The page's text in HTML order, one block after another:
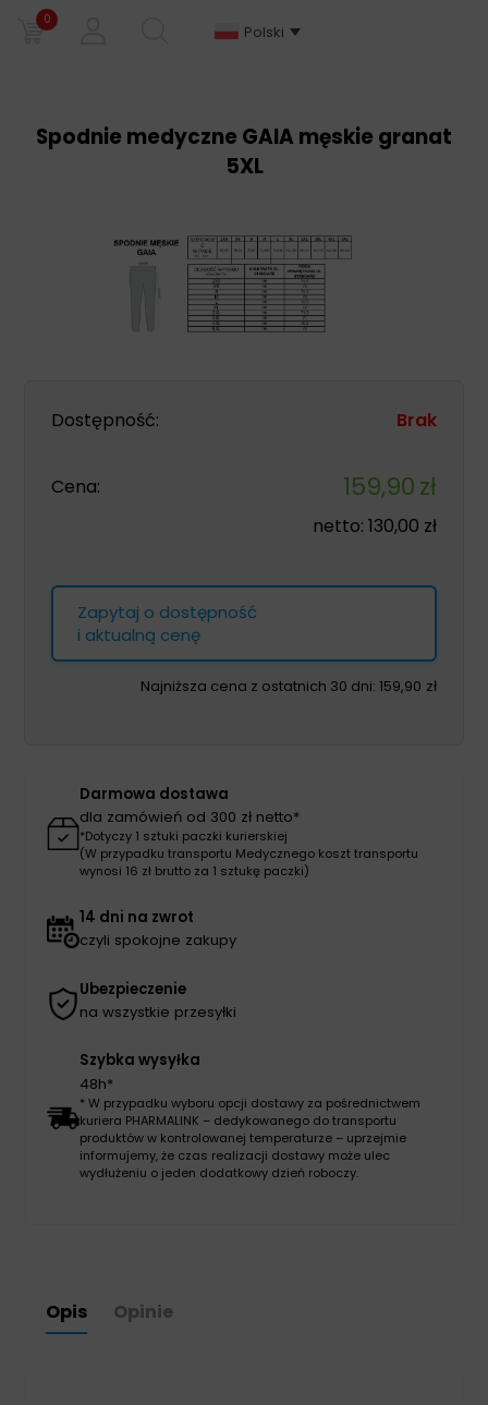
0
Polski
Spodnie medyczne GAIA męskie granat
5XL
Dostępność: Brak
Cena: 159,90zł
netto: 130,00 zł
Zapytaj o dostępność
i aktualną cenę
Najniższa cena z ostatnich 30 dni: 159,90 zł
Darmowa dostawa
dla zamówień od 300 zł netto*
*Dotyczy 1 sztuki paczki kurierskiej
(W przypadku transportu Medycznego koszt transportu
wynosi 16 zł brutto za 1 sztukę paczki)
14 dni na zwrot
czyli spokojne zakupy
Ubezpieczenie
na wszystkie przesyłki
Szybka wysyłka
48h*
* W przypadku wyboru opcji dostawy za pośrednictwem
kuriera PHARMALINK – dedykowanego do transportu
produktów w kontrolowanej temperaturze – uprzejmie
informujemy, że czas realizacji dostawy może ulec
wydłużeniu o jeden dodatkowy dzień roboczy.
Opis Opinie